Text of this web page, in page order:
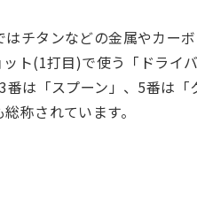
チタンなどの金属やカー
ト(1打目)で使う「ドライバ
は「スプーン」、5番は「
称されています。